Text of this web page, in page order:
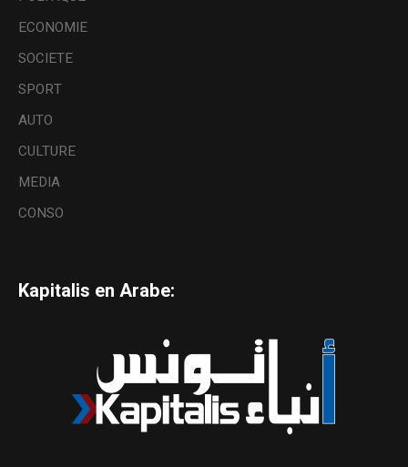
ECONOMIE
SOCIETE
SPORT
AUTO
CULTURE
MEDIA
CONSO
Kapitalis en Arabe: